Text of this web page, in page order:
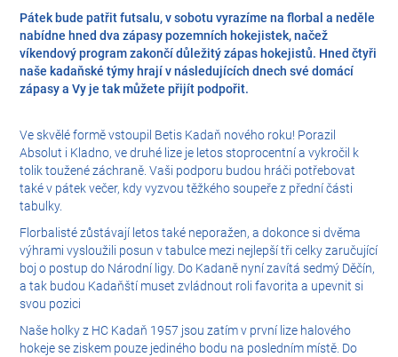
Pátek bude patřit futsalu, v sobotu vyrazíme na florbal a neděle
nabídne hned dva zápasy pozemních hokejistek, načež
víkendový program zakončí důležitý zápas hokejistů. Hned čtyři
naše kadaňské týmy hrají v následujících dnech své domácí
zápasy a Vy je tak můžete přijít podpořit.
Ve skvělé formě vstoupil Betis Kadaň nového roku! Porazil
Absolut i Kladno, ve druhé lize je letos stoprocentní a vykročil k
tolik toužené záchraně. Vaši podporu budou hráči potřebovat
také v pátek večer, kdy vyzvou těžkého soupeře z přední části
tabulky.
Florbalistézůstávají letos také neporažen, a dokonce si dvěma
výhrami vysloužili posun v tabulce mezi nejlepší tři celky zaručující
boj o postup do Národní ligy. Do Kadaně nyní zavítá sedmý Děčín,
a tak budou Kadaňští muset zvládnout roli favorita a upevnit si
svou pozici
Naše holky z HC Kadaň 1957 jsou zatím v první lize halového
hokeje se ziskem pouze jediného bodu na posledním místě. Do